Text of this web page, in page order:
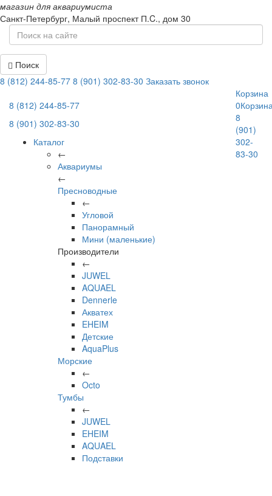
магазин для аквариумиста
Санкт-Петербург, Малый проспект П.C., дом 30
Поиск
8 (812) 244-85-77 8 (901) 302-83-30 Заказать звонок
8 (812) 244-85-77
8 (901) 302-83-30
Каталог
←
Аквариумы
←
Пресноводные
←
Угловой
Панорамный
Мини (маленькие)
Производители
←
JUWEL
AQUAEL
Dennerle
Акватех
EHEIM
Детские
AquaPlus
Морские
←
Octo
Тумбы
←
JUWEL
EHEIM
AQUAEL
Подставки
Корзина
0
8
(901)
302-
83-30